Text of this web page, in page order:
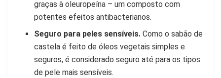
graças à oleuropeína – um composto com
potentes efeitos antibacterianos.
Seguro para peles sensíveis.Como o sabão de
castela é feito de óleos vegetais simples e
seguros, é considerado seguro até para os tipos
de pele mais sensíveis.